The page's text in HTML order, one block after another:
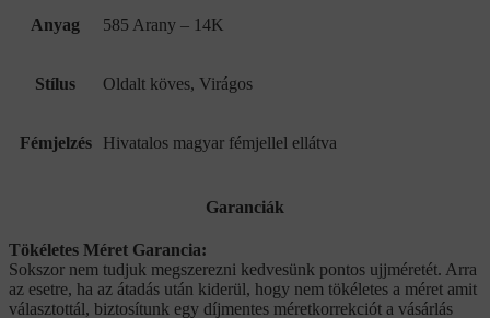
Anyag 585 Arany – 14K
Stílus Oldalt köves, Virágos
Fémjelzés Hivatalos magyar fémjellel ellátva
Garanciák
Tökéletes Méret Garancia:
Sokszor nem tudjuk megszerezni kedvesünk pontos ujjméretét. Arra
az esetre, ha az átadás után kiderül, hogy nem tökéletes a méret amit
választottál, biztosítunk egy díjmentes méretkorrekciót a vásárlás